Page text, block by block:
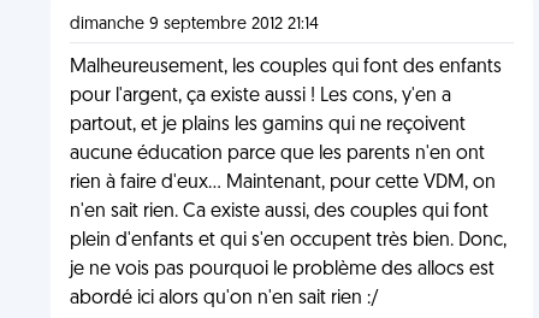
dimanche 9 septembre 2012 21:14
Malheureusement, les couples qui font des enfants
pour l'argent, ça existe aussi ! Les cons, y'en a
partout, et je plains les gamins qui ne reçoivent
aucune éducation parce que les parents n'en ont
rien à faire d'eux... Maintenant, pour cette VDM, on
n'en sait rien. Ca existe aussi, des couples qui font
plein d'enfants et qui s'en occupent très bien. Donc,
je ne vois pas pourquoi le problème des allocs est
abordé ici alors qu'on n'en sait rien :/